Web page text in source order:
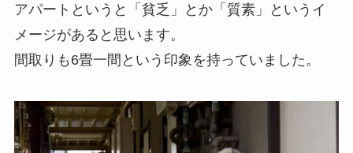
アパートというと「貧乏」とか「質素」というイ
メージがあると思います。
間取りも6畳一間という印象を持っていました。